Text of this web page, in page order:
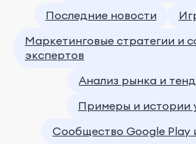
Последние новости
Маркетинговые стратегии и
экспертов
Анализ рынка и
Примеры и истории
Сообщество Google Play